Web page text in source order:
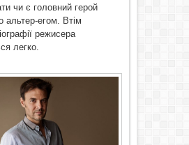
чи є головний герой
альтер-егом. Втім
режисера
легко.